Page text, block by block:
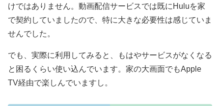
けではありません。動画配信サービスでは既にHuluを家
で契約していましたので、特に大きな必要性は感じていま
せんでした。
でも、実際に利用してみると、もはやサービスがなくなる
と困るくらい使い込んでいます。家の大画面でもApple
TV経由で楽しんでいますし。